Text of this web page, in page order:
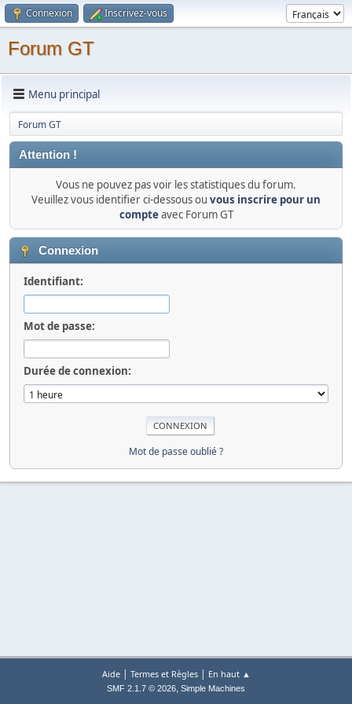
Connexion Inscrivez-vous
Forum GT
Menu principal
Forum GT
Attention !
Vous ne pouvez pas voir les statistiques du forum.
Veuillez vous identifier ci-dessous ou vous inscrire pour un
compteavec Forum GT
Connexion
Identifiant:
Mot de passe:
Durée de connexion:
Mot de passe oublié ?
Aide| Termes et Règles| En haut ▲
SMF 2.1.7 © 2026, Simple Machines